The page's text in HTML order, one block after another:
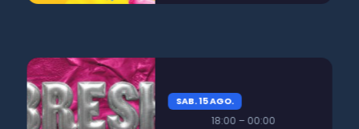
SAB. 15 AGO.
18:00 – 00:00